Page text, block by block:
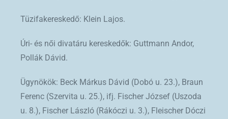
Tüzifakereskedő: Klein Lajos.
Úri- és női divatáru kereskedők: Guttmann Andor,
Pollák Dávid.
Ügynökök: Beck Márkus Dávid (Dobó u. 23.), Braun
Ferenc (Szervita u. 25.), ifj. Fischer József (Uszoda
u. 8.), Fischer László (Rákóczi u. 3.), Fleischer Dóczi